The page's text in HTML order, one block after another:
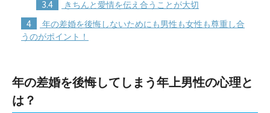
3.4 きちんと愛情を伝え合うことが大切
4
年の差婚を後悔しないためにも男性も女性も尊重し合
うのがポイント！
年の差婚を後悔してしまう年上男性の心理と
は？